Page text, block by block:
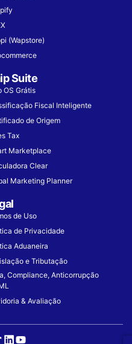
(Wapstore)
Suite
OS Grátis
Fiscal Inteligente
de Origem
Tax
Marketplace
Clear
Marketing Planner
de Uso
de Privacidade
Aduaneira
e Tributação
Compliance, Anticorrupção
& Avaliação